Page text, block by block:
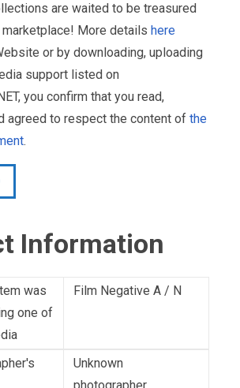
are waited to be treasured
More details here
or by downloading, uploading
support listed on
you confirm that you read,
agreed to respect the content of the
.
Information
was
one of
Film Negative A / N
Unknown